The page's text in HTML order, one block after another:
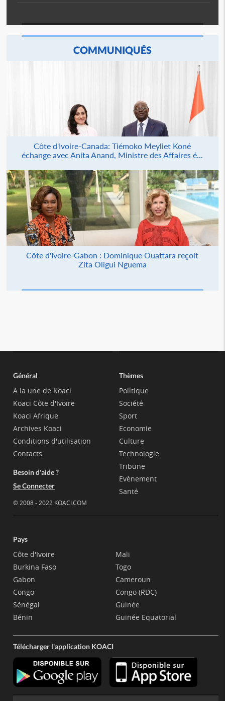
COMMUNIQUÉS
Côte d'Ivoire-Canada: Tiémoko Meyliet Koné
échange avec Anita Anand, Ministre des Affaires é...
Côte d'Ivoire-Gabon : Dominique Ouattara reçoit
Zita Oligui Nguema
Général
A la une de Koaci
Koaci Côte d'Ivoire
Koaci Afrique
Archives Koaci
Conditions d'utilisation
Contacts
Besoin d'aide ?
Se Connecter
© 2008 - 2022 KOACI.COM
Thèmes
Politique
Société
Sport
Economie
Culture
Technologie
Tribune
Evènement
Santé
Pays
Côte d'Ivoire
Burkina Faso
Gabon
Congo
Sénégal
Bénin
Mali
Togo
Cameroun
Congo (RDC)
Guinée
Guinée Equatorial
Télécharger l'application KOACI